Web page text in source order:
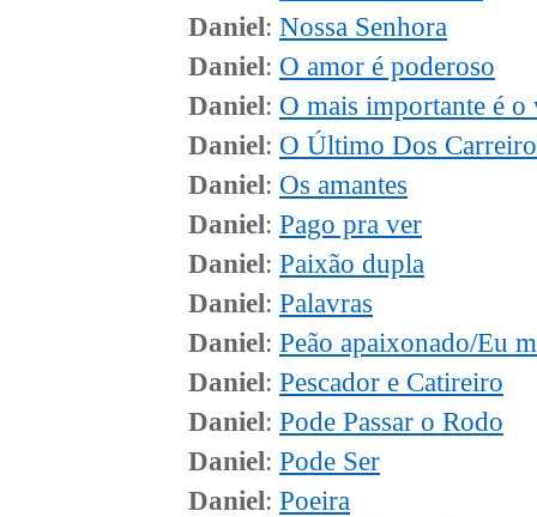
Daniel: Nossa Senhora
Daniel: O amor é poderoso
Daniel: O mais importante é
Daniel: O Último Dos
Daniel: Os amantes
Daniel: Pago pra ver
Daniel: Paixão dupla
Daniel: Palavras
Daniel: Peão apaixonado/Eu
Daniel: Pescador e Catireiro
Daniel: Pode Passar o Rodo
Daniel: Pode Ser
Daniel: Poeira